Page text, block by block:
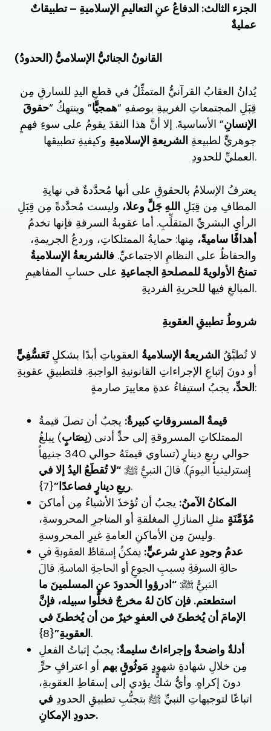
الجزء الثالث: الدفاعُ عنِ التعاليمِ الإسلاميةِ – تطبيقاتٌ
عمليةٌ
القانونُ الجنائيُّ الإسلاميُّ (الحدودُ)
يُدانُ العقابُ القرآنيُّ المتمثِّلُ في قطعِ اليدِ للسارقِ مِن
قِبَلِ المجتمعاتِ الغربيةِ بوصفهِ “همجيًّا” وينتهكُ “حقوقَ
الإنسانِ” الأساسيةَ. إلا أنَّ هذا النقدَ يقومُ على سوءِ فهمٍ
جوهريٍّ لطبيعةِ الشريعةِ الإسلاميةِ وكيفيةِ تطبيقها
العمليِّ للحدودِ.
يعترفُ الإسلامُ بالحقوقِ على أنها مُحدَّدةٌ في نهايةِ
المطافِ مِن قِبَلِ اللهِ جَلَّ وعلا، وليست مُحدَّدةً مِن قِبَلِ
الرأيِ البشريِّ المتقلِّبِ. أما عقوبةُ السرقةِ فإنها تخدمُ
أهدافًا ساميةً، مِنها: حمايةُ الممتلكاتِ، وردعُ الجريمةِ،
والحفاظُ على النظامِ الاجتماعيِّ. فالشريعةُ الإسلاميةُ
تمنحُ الأولويةَ للمصلحةِ الجماعيةِ على حسابِ المفاهيمِ
المبالغِ فيها للحريةِ الفرديةِ.
شروطُ تطبيقِ العقوبةِ
لا تُطبَّقُ الشريعةُ الإسلاميةُ العقوباتِ أبدًا بشكلٍتَعَسُّفِيٍّ
أو دونَ إتباعِ الإجراءاتِ القانونيةِ الواجبةِ. فلتطبيقِ عقوبةِ
الحدِّ،يجبُ استيفاءُ عدةِ معاييرَ صارمةٍ:
قيمةُ المسروقاتِ كبيرةٌ: يجبُ أن تصلَ قيمةُ
الممتلكاتِ المسروقةِ إلى حدٍّ أدنى (نِصَابٍ) يبلغُ
حوالي ربعِ دينارٍ (تساوي قيمتَهُ حوالي 340 جنيهاً
إسترلينياً اليومَ). قالَ النبيُّ ﷺ: “لا تُقطَعُ اليدُ إلا في
ربعِ دينارٍ فصاعدًا”{7}.
المكانُ الآمنُ: يجبُ أن تُؤخذَ الأشياءُ مِن أماكنَ
مُؤَمَّنَةٍ مثلِ المنازلِ المغلقةِ أو المتاجرِ المحروسةِ،
وليسَ مِن الأماكنِ العامةِ غيرِ المحروسةِ.
عدمُ وجودِ عذرٍ شرعيٍّ: يمكنُ إسقاطُ العقوبةِ في
حالةِ السرقةِ بسببِ الجوعِ أو الحاجةِ الماسةِ. قالَ
النبيُّ ﷺ: “ادرؤوا الحدودَ عنِ المسلمينَ ما
استطعتم. فإن كانَ لهُ مخرجٌ فخلُّوا سبيله، فإنَّ
الإمامَ أن يُخطئَ في العفوِ خيرٌ من أن يُخطئَ في
العقوبةِ”{8}.
أدلةٌ واضحةٌ وإجراءاتٌ سليمةٌ: يجبُ إثباتُ الفعلِ
مِن خلالِ شهادةِ شهودٍ مَوثُوقٍ بهم أو اعترافٍ حرٍّ
دونَ إكراهٍ. وأيُّ شكٍّ يؤدي إلى إسقاطِ العقوبةِ،
اتباعًا لتوجيهاتِ النبيِّ ﷺ بتجنُّبِ تطبيقِ الحدودِ في
حدودِ الإمكانِ.